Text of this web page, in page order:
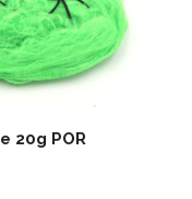
20g POR
Ver detalles